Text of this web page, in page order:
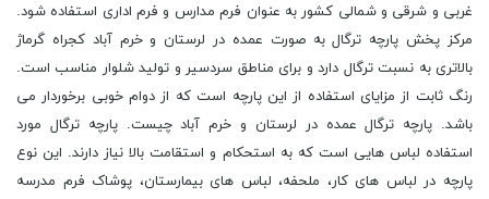
غربی و شرقی و شمالی کشور به عنوان فرم مدارس و فرم اداری استفاده شود.
مرکز پخش پارچه ترگال به صورت عمده در لرستان و خرم آباد کجراه گرماژ
بالاتری به نسبت ترگال دارد و برای مناطق سردسیر و تولید شلوار مناسب است.
رنگ ثابت از مزایای استفاده از این پارچه است که از دوام خوبی برخوردار می
باشد. پارچه ترگال عمده در لرستان و خرم آباد چیست. پارچه ترگال مورد
استفاده لباس هایی است که به استحکام و استقامت بالا نیاز دارند. این نوع
پارچه در لباس های کار، ملحفه، لباس های بیمارستان، پوشاک فرم مدرسه